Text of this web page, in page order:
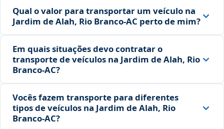
Qual o valor para transportar um veículo na
Jardim de Alah, Rio Branco‑AC perto de mim?
Em quais situações devo contratar o
transporte de veículos na Jardim de Alah, Rio
Branco‑AC?
Vocês fazem transporte para diferentes
tipos de veículos na Jardim de Alah, Rio
Branco‑AC?